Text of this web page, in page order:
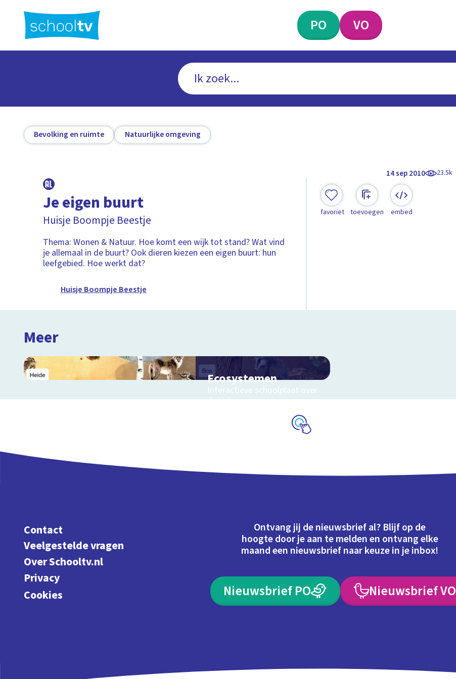
hoofdinhoud
PO VO
Bevolking en ruimte Natuurlijke omgeving
14 sep 2010 23.5k
Je eigen buurt
Huisje Boompje Beestje
Thema: Wonen & Natuur. Hoe komt een wijk tot stand? Wat vind
je allemaal in de buurt? Ook dieren kiezen een eigen buurt: hun
leefgebied. Hoe werkt dat?
Huisje Boompje Beestje
favoriet toevoegen embed
Meer
Ecosystemen
Interactieve schoolplaat over
de Veluwe
Contact
Veelgestelde vragen
Over Schooltv.nl
Privacy
Cookies
Ontvang jij de nieuwsbrief al? Blijf op de
hoogte door je aan te melden en ontvang elke
maand een nieuwsbrief naar keuze in je inbox!
Nieuwsbrief PO Nieuwsbrief VO